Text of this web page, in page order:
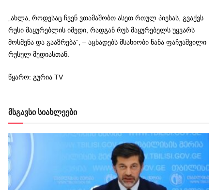
„ახლა, როდესაც ჩვენ ვთამაშობთ ასეთ რთულ პიესას, გვაქვს
რუსი მაყურებლის იმედი, რადგან რუს მაყურებელს უყვარს
მოსმენა და გააზრება“, – აცხადებს მსახიობი ნანა ფაჩუაშვილი
რუსულ მედიასთან.
წყარო: გურია TV
მსგავსი სიახლეები